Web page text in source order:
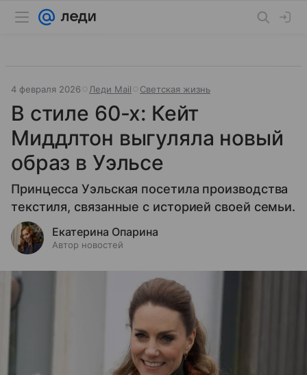
4 февраля 2026 Леди Mail Светская жизнь
В стиле 60-х: Кейт
Миддлтон выгуляла новый
образ в Уэльсе
Принцесса Уэльская посетила производства
текстиля, связанные с историей своей семьи.
Екатерина Опарина
Автор новостей